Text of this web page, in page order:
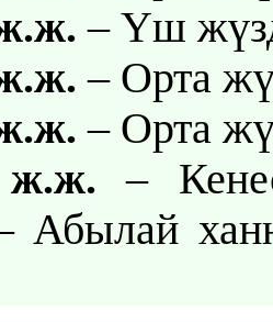
– Үш
– Орта
– Орта
ж.ж. –
Абылай